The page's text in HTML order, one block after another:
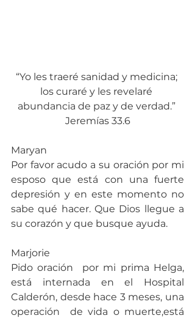
“Yo les traeré sanidad y medicina;
los curaré y les revelaré
abundancia de paz y de verdad.”
Jeremías 33.6
Maryan
Por favor acudo a su oración por mi
esposo que está con una fuerte
depresión y en este momento no
sabe qué hacer. Que Dios llegue a
su corazón y que busque ayuda.
Marjorie
Pido oración  por mi prima Helga,
está internada en el Hospital
Calderón, desde hace 3 meses, una
operación  de vida o muerte,está